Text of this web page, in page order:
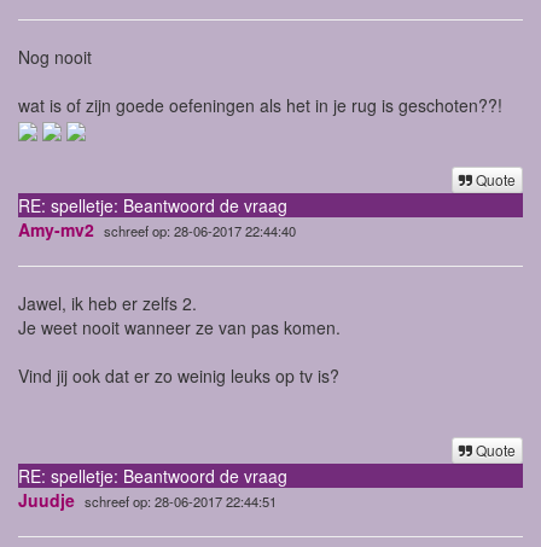
Nog nooit
wat is of zijn goede oefeningen als het in je rug is geschoten??!
Quote
RE: spelletje: Beantwoord de vraag
Amy-mv2 schreef op: 28-06-2017 22:44:40
Jawel, ik heb er zelfs 2.
Je weet nooit wanneer ze van pas komen.
Vind jij ook dat er zo weinig leuks op tv is?
Quote
RE: spelletje: Beantwoord de vraag
Juudje schreef op: 28-06-2017 22:44:51